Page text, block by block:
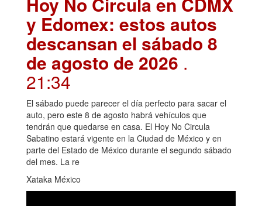
y Edomex: estos autos
descansan el sábado 8
de agosto de 2026 .
21:34
El sábado puede parecer el día perfecto para sacar el
auto, pero este 8 de agosto habrá vehículos que
tendrán que quedarse en casa. El Hoy No Circula
Sabatino estará vigente en la Ciudad de México y en
parte del Estado de México durante el segundo sábado
del mes. La re
Xataka México